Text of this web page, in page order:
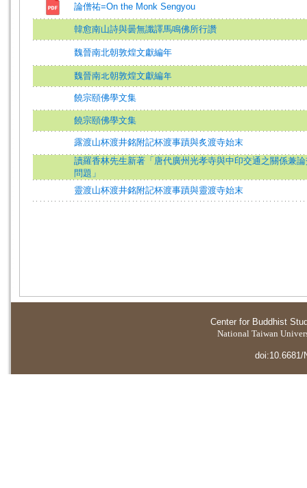
論僧祐=On the Monk Sengyou
韓愈南山詩與曇無讖譯馬鳴佛所行讚
魏晉南北朝敦煌文獻編年
魏晉南北朝敦煌文獻編年
饒宗頤佛學文集
饒宗頤佛學文集
露渡山杯渡井銘附記杯渡事蹟與炙渡寺始末
讀羅香林先生新著「唐代廣州光孝寺與中印交通之關係兼
問題」
靈渡山杯渡井銘附記杯渡事蹟與靈渡寺始末
Center for Buddhist
National Taiwan
doi:10.6681/